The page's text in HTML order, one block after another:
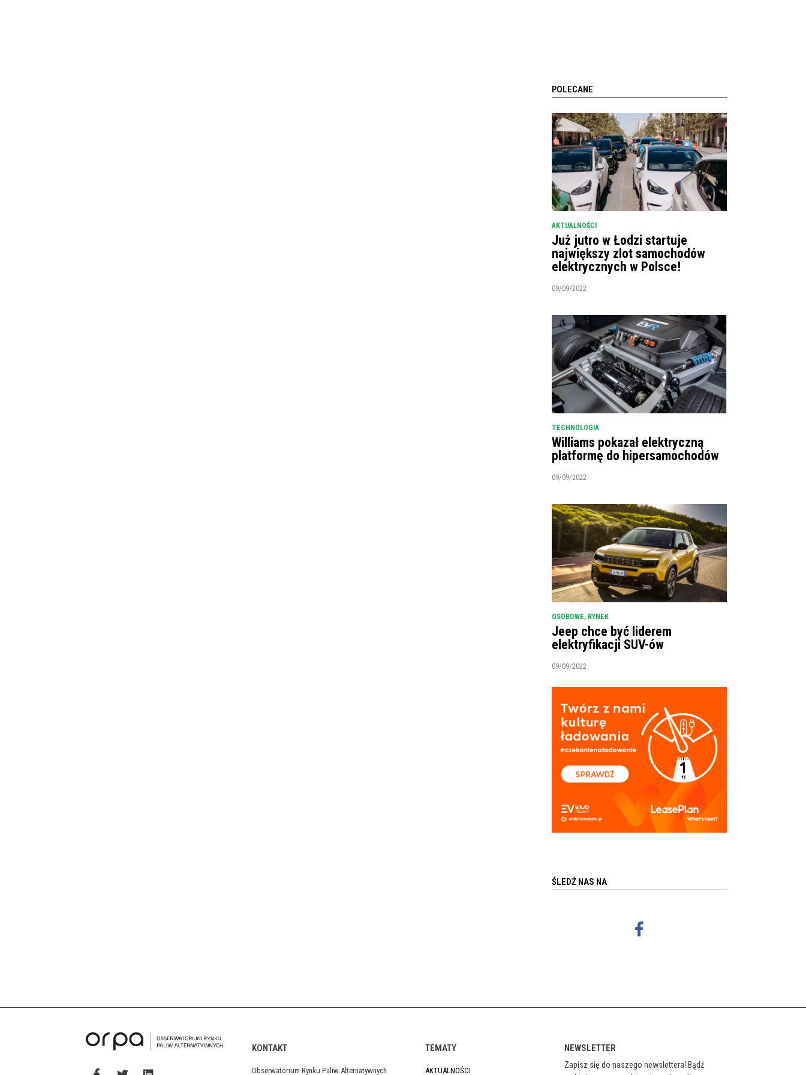
POLECANE
AKTUALNOŚCI
Już jutro w Łodzi startuje
największy zlot samochodów
elektrycznych w Polsce!
09/09/2022
TECHNOLOGIA
Williams pokazał elektryczną
platformę do hipersamochodów
09/09/2022
OSOBOWE, RYNEK
Jeep chce być liderem
elektryfikacji SUV-ów
09/09/2022
ŚLEDŹ NAS NA
KONTAKT
Obserwatorium Rynku Paliw Alternatywnych
TEMATY
AKTUALNOŚCI
NEWSLETTER
Zapisz się do naszego newslettera! Bądź